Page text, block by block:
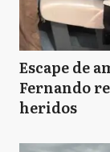
Escape de
Fernando
heridos